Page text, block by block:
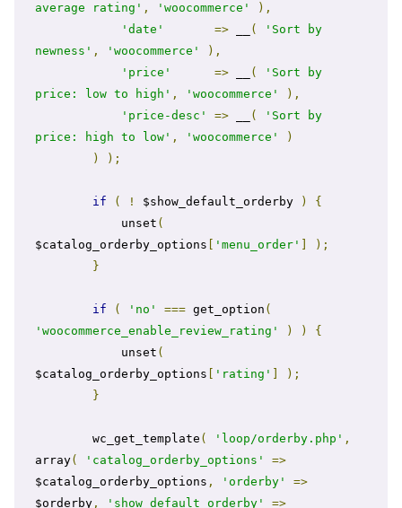
average rating' , 'woocommerce'
),
'date'
=> __ (
'Sort by
newness' , 'woocommerce'
),
'price'
=> __ (
'Sort by
price: low to high' , 'woocommerce'
),
'price-desc'
=> __ (
'Sort by
price: high to low' , 'woocommerce'
)
)
);
if ( ! $show_default_orderby )
{
            unset
(
$catalog_orderby_options
'menu_order'
);
}
if ( 'no' === get_option (
'woocommerce_enable_review_rating'
) )
{
            unset
(
$catalog_orderby_options
'rating'
);
}
        wc_get_template
( 'loop/orderby.php' ,
array( 'catalog_orderby_options'
=>
$catalog_orderby_options , 'orderby'
=>
$orderby, 'show_default_orderby' =>